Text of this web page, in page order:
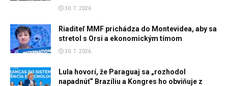
30. 7. 2026
Riaditeľ MMF prichádza do Montevidea, aby sa
stretol s Orsi a ekonomickým tímom
30. 7. 2026
Lula hovorí, že Paraguaj sa „rozhodol
napadnúť“ Brazíliu a Kongres ho obviňuje z